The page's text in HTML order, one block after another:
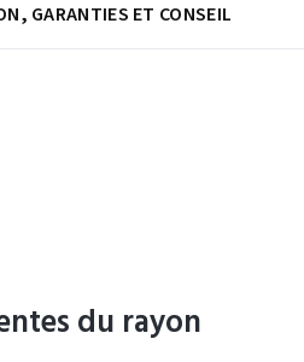
GARANTIES ET CONSEIL
du rayon